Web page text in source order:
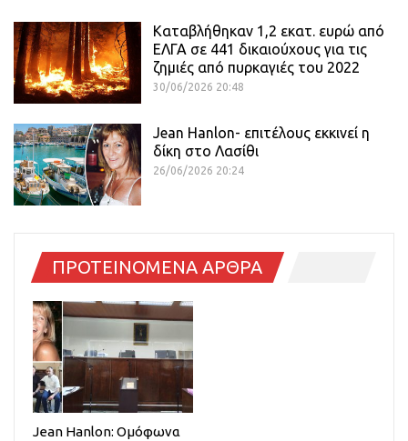
Καταβλήθηκαν 1,2 εκατ. ευρώ από
ΕΛΓΑ σε 441 δικαιούχους για τις
ζημιές από πυρκαγιές του 2022
30/06/2026 20:48
Jean Hanlon- επιτέλους εκκινεί η
δίκη στο Λασίθι
26/06/2026 20:24
ΠΡΟΤΕΙΝΟΜΕΝΑ ΑΡΘΡΑ
Jean Hanlon: Ομόφωνα